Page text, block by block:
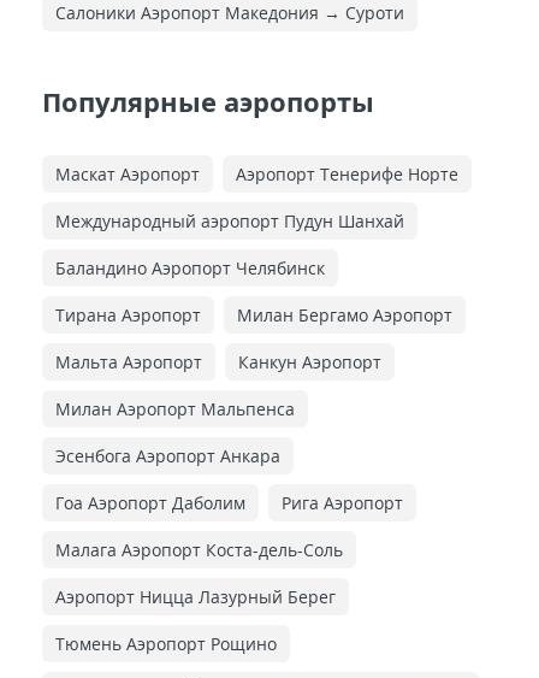
Салоники Аэропорт Македония → Суроти
Популярные аэропорты
Маскат Аэропорт Аэропорт Тенерифе Норте
Международный аэропорт Пудун Шанхай
Баландино Аэропорт Челябинск
Тирана Аэропорт Милан Бергамо Аэропорт
Мальта Аэропорт Канкун Аэропорт
Милан Аэропорт Мальпенса
Эсенбога Аэропорт Анкара
Гоа Аэропорт Даболим Рига Аэропорт
Малага Аэропорт Коста-дель-Соль
Аэропорт Ницца Лазурный Берег
Тюмень Аэропорт Рощино